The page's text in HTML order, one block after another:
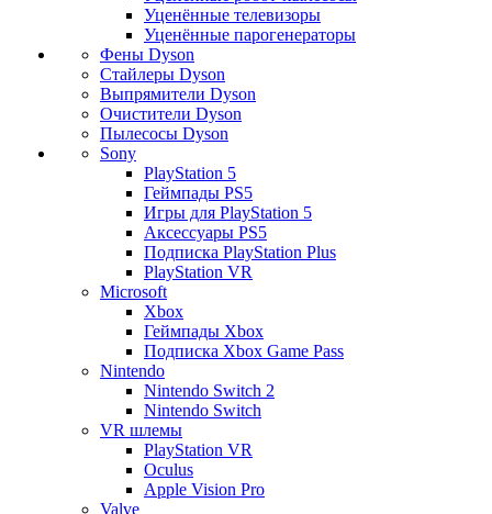
Уценённые телевизоры
Уценённые парогенераторы
Фены Dyson
Стайлеры Dyson
Выпрямители Dyson
Очистители Dyson
Пылесосы Dyson
Sony
PlayStation 5
Геймпады PS5
Игры для PlayStation 5
Аксессуары PS5
Подписка PlayStation Plus
PlayStation VR
Microsoft
Xbox
Геймпады Xbox
Подписка Xbox Game Pass
Nintendo
Nintendo Switch 2
Nintendo Switch
VR шлемы
PlayStation VR
Oculus
Apple Vision Pro
Valve